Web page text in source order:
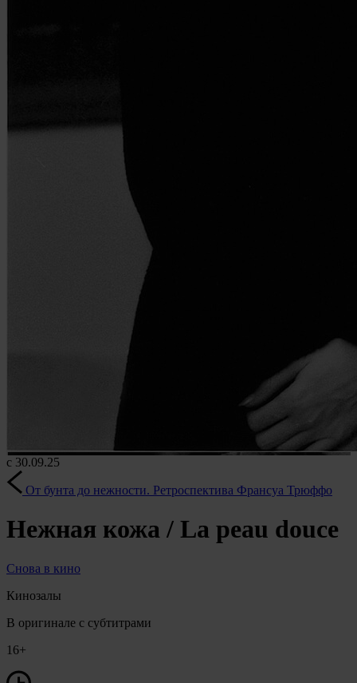
с 30.09.25
От бунта до нежности. Ретроспектива Франсуа Трюффо
Нежная кожа / La peau douce
Снова в кино
Кинозалы
В оригинале с субтитрами
16+